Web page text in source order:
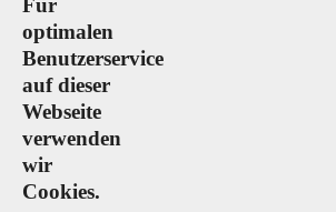
Für
optimalen
Benutzerservice
auf dieser
Webseite
verwenden
wir
Cookies.